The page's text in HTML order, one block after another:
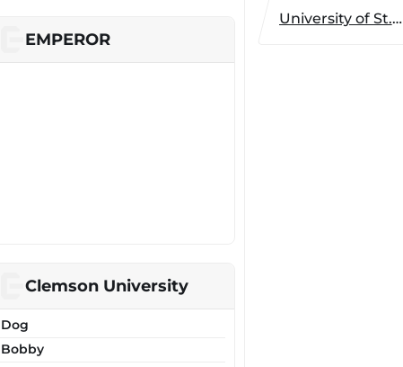
EMPEROR
Clemson University
Dog
Bobby
University of St. Thomas